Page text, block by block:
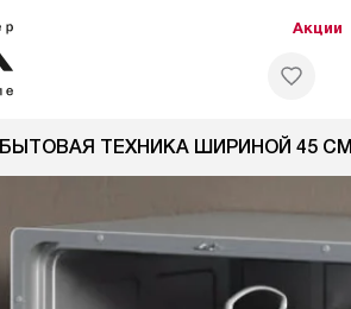
Акции
БЫТОВАЯ ТЕХНИКА ШИРИНОЙ 45 СМ